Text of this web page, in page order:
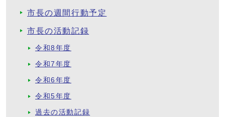
市長の週間行動予定
市長の活動記録
令和8年度
令和7年度
令和6年度
令和5年度
過去の活動記録